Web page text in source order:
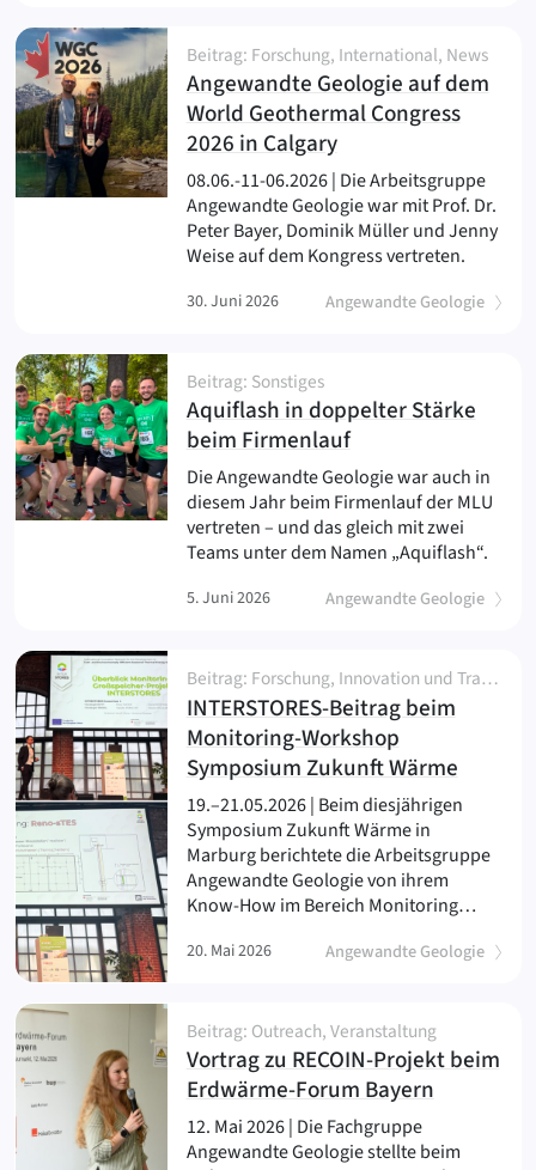
Angewandte Geologie auf dem
World Geothermal Congress
2026 in Calgary(
Beitrag: Forschung, International, News
Angewandte Geologie
)
08.06.-11-06.2026 | Die Arbeitsgruppe
Angewandte Geologie war mit Prof. Dr.
Peter Bayer, Dominik Müller und Jenny
Weise auf dem Kongress vertreten.
30. Juni 2026
Aquiflash in doppelter Stärke
beim Firmenlauf(
Beitrag: Sonstiges
Angewandte Geologie
)
Die Angewandte Geologie war auch in
diesem Jahr beim Firmenlauf der MLU
vertreten – und das gleich mit zwei
Teams unter dem Namen „Aquiflash“.
5. Juni 2026
INTERSTORES-Beitrag beim
Monitoring-Workshop
Symposium Zukunft Wärme(
Beitrag: Forschung, Innovation und Transfer, Netzwerk und Partnerschaft, News, Projekt
Angewandte Geologie
)
19.–21.05.2026 | Beim diesjährigen
Symposium Zukunft Wärme in
Marburg berichtete die Arbeitsgruppe
Angewandte Geologie von ihrem
Know-How im Bereich Monitoring…
20. Mai 2026
Vortrag zu RECOIN-Projekt beim
Erdwärme-Forum Bayern(
Beitrag: Outreach, Veranstaltung
)
12. Mai 2026 | Die Fachgruppe
Angewandte Geologie stellte beim